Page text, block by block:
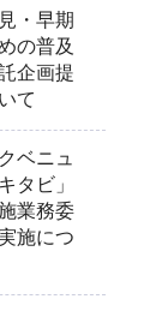
・早期
の普及
企画提
て
ベニュ
タビ」
業務委
施につ